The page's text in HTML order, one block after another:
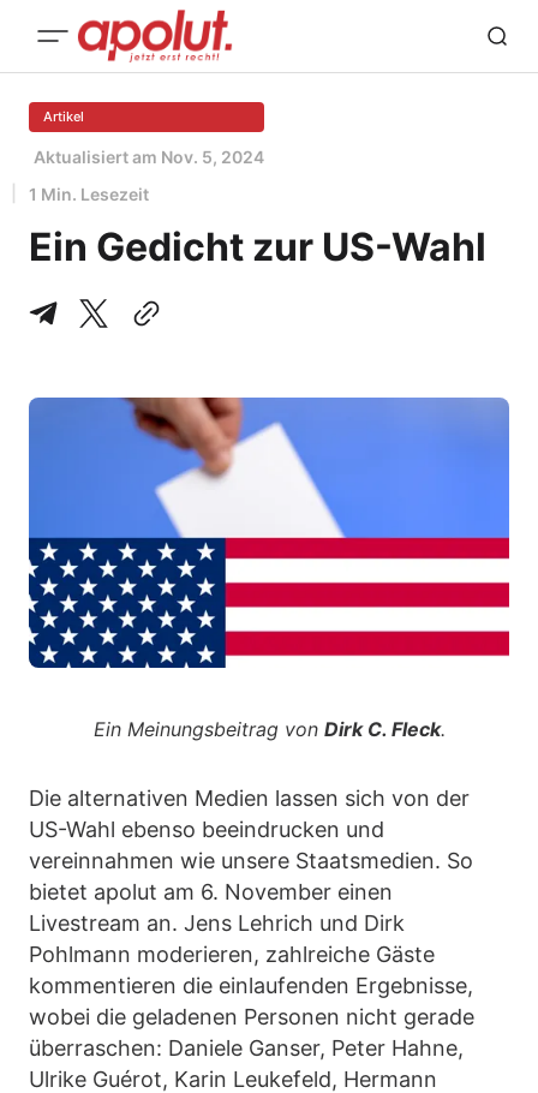
Artikel
Aktualisiert am Nov. 5, 2024
1 Min. Lesezeit
Ein Gedicht zur US-Wahl
Ein Meinungsbeitrag von Dirk C. Fleck.
Die alternativen Medien lassen sich von der
US-Wahl ebenso beeindrucken und
vereinnahmen wie unsere Staatsmedien. So
bietet apolut am 6. November einen
Livestream an. Jens Lehrich und Dirk
Pohlmann moderieren, zahlreiche Gäste
kommentieren die einlaufenden Ergebnisse,
wobei die geladenen Personen nicht gerade
überraschen: Daniele Ganser, Peter Hahne,
Ulrike Guérot, Karin Leukefeld, Hermann